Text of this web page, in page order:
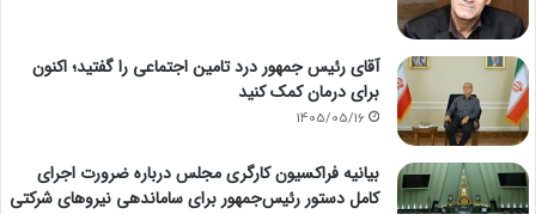
آقای رئیس جمهور درد تامین اجتماعی را گفتید؛ اکنون
برای درمان کمک کنید
1405/05/16
بیانیه فراکسیون کارگری مجلس درباره ضرورت اجرای
کامل دستور رئیس‌جمهور برای ساماندهی نیروهای شرکتی